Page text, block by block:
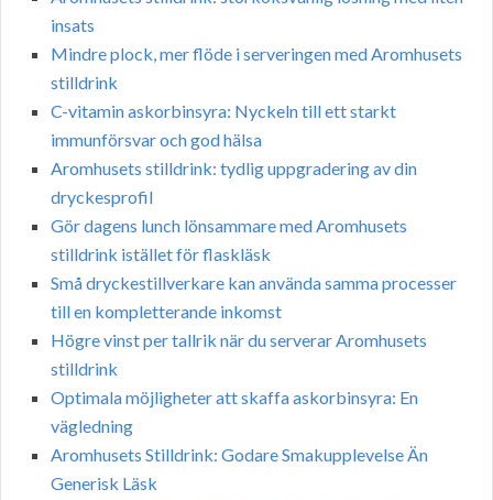
insats
Mindre plock, mer flöde i serveringen med Aromhusets
stilldrink
C-vitamin askorbinsyra: Nyckeln till ett starkt
immunförsvar och god hälsa
Aromhusets stilldrink: tydlig uppgradering av din
dryckesprofil
Gör dagens lunch lönsammare med Aromhusets
stilldrink istället för flaskläsk
Små dryckestillverkare kan använda samma processer
till en kompletterande inkomst
Högre vinst per tallrik när du serverar Aromhusets
stilldrink
Optimala möjligheter att skaffa askorbinsyra: En
vägledning
Aromhusets Stilldrink: Godare Smakupplevelse Än
Generisk Läsk